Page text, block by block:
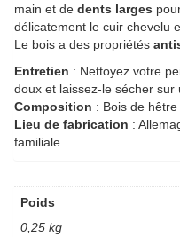
main et de dents larges
délicatement le cuir chevelu
Le bois a des propriétés
Entretien : Nettoyez votre
doux et laissez-le sécher sur
Composition : Bois de
Lieu de fabrication :
familiale.
Poids
0,25 kg